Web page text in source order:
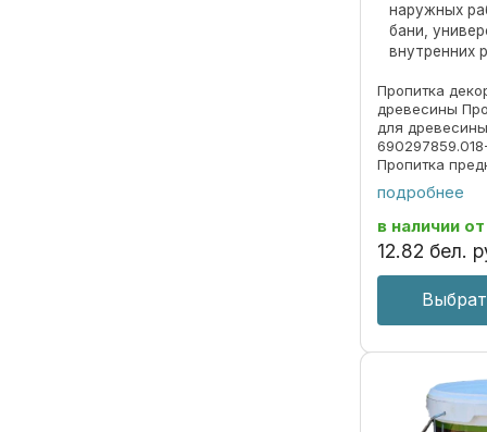
наружных
бани,
внутренних
Пропитка
древесины
для
Пропитка
под ценные
подробнее
в наличии от
12.82 бел.